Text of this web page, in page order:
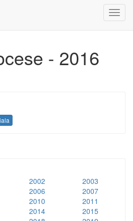
- 2016
2002
2003
2006
2007
2010
2011
2014
2015